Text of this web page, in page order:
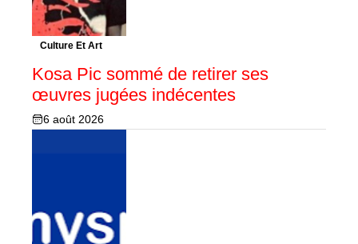
Culture Et Art
Kosa Pic sommé de retirer ses
œuvres jugées indécentes
6 août 2026